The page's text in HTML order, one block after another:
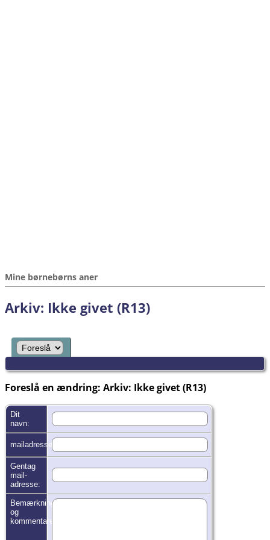
Mine børnebørns aner
Arkiv: Ikke givet (R13)
Foreslå en ændring: Arkiv: Ikke givet (R13)
Dit
navn:
mailadresse:
Gentag
mail-
adresse:
Bemærkninger
og
kommentarer: